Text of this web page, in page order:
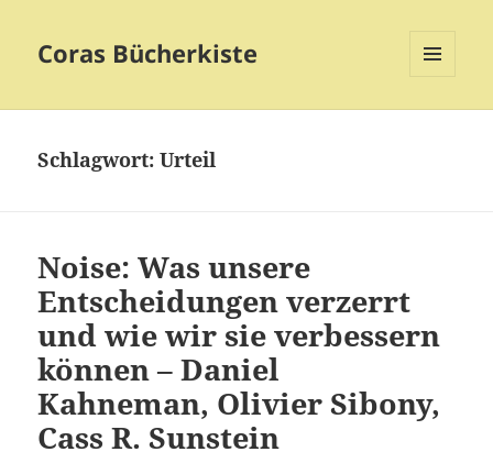
Coras Bücherkiste
Schlagwort:Urteil
Noise: Was unsere
Entscheidungen verzerrt
und wie wir sie verbessern
können – Daniel
Kahneman, Olivier Sibony,
Cass R. Sunstein